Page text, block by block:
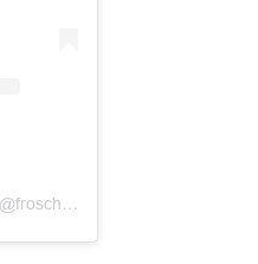
Објава коју дели Frosch Srbija (@frosch_srb)